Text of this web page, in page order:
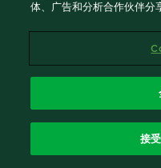
体、广告和分析合作伙伴分
接